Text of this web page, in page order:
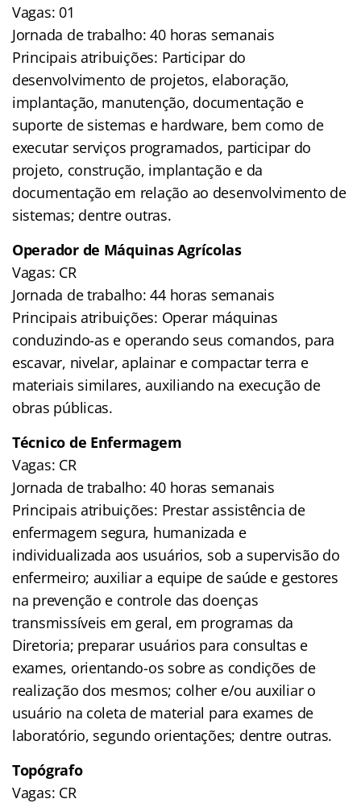
Vagas: 01
Jornada de trabalho: 40 horas semanais
Principais atribuições: Participar do
desenvolvimento de projetos, elaboração,
implantação, manutenção, documentação e
suporte de sistemas e hardware, bem como de
executar serviços programados, participar do
projeto, construção, implantação e da
documentação em relação ao desenvolvimento de
sistemas; dentre outras.
Operador de Máquinas Agrícolas
Vagas: CR
Jornada de trabalho: 44 horas semanais
Principais atribuições: Operar máquinas
conduzindo-as e operando seus comandos, para
escavar, nivelar, aplainar e compactar terra e
materiais similares, auxiliando na execução de
obras públicas.
Técnico de Enfermagem
Vagas: CR
Jornada de trabalho: 40 horas semanais
Principais atribuições: Prestar assistência de
enfermagem segura, humanizada e
individualizada aos usuários, sob a supervisão do
enfermeiro; auxiliar a equipe de saúde e gestores
na prevenção e controle das doenças
transmissíveis em geral, em programas da
Diretoria; preparar usuários para consultas e
exames, orientando-os sobre as condições de
realização dos mesmos; colher e/ou auxiliar o
usuário na coleta de material para exames de
laboratório, segundo orientações; dentre outras.
Topógrafo
Vagas: CR